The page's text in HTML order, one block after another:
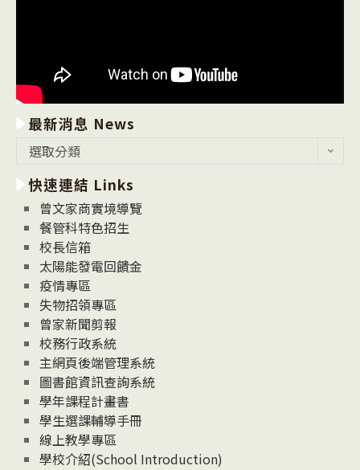
最新消息 News
消
息
News
選取分類
快速連結 Links
曾文家商實境導覽
餐管科特色招生
校長信箱
太陽能發電回饋金
疫情專區
失物招領專區
曾家新聞剪報
校務行政系統
主網頁後端管理系統
圖書館資訊查詢系統
學年課程計畫書
學生選課輔導手冊
線上教學專區
學校介紹(School Introduction)